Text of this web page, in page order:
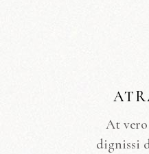
At vero
dignissi